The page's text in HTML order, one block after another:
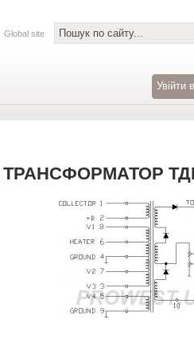
Global site
Увійти
ТРАНСФОРМАТОР